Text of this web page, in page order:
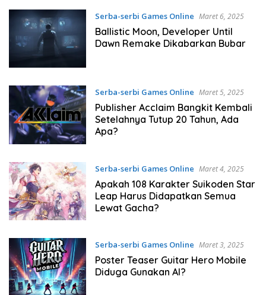
Serba-serbi Games Online Maret 6, 2025
Ballistic Moon, Developer Until
Dawn Remake Dikabarkan Bubar
Serba-serbi Games Online Maret 5, 2025
Publisher Acclaim Bangkit Kembali
Setelahnya Tutup 20 Tahun, Ada
Apa?
Serba-serbi Games Online Maret 4, 2025
Apakah 108 Karakter Suikoden Star
Leap Harus Didapatkan Semua
Lewat Gacha?
Serba-serbi Games Online Maret 3, 2025
Poster Teaser Guitar Hero Mobile
Diduga Gunakan AI?